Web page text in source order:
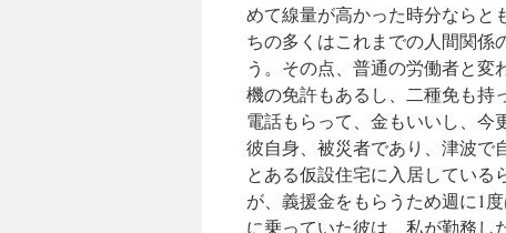
めて線量が高かった時分ならと
ちの多くはこれまでの人間関係
う。その点、普通の労働者と
機の免許もあるし、二種免も持
電話もらって、金もいいし、
彼自身、被災者であり、津波で
とある仮設住宅に入居している
が、義援金をもらうため週に1
に乗っていた彼は、私が勤務し